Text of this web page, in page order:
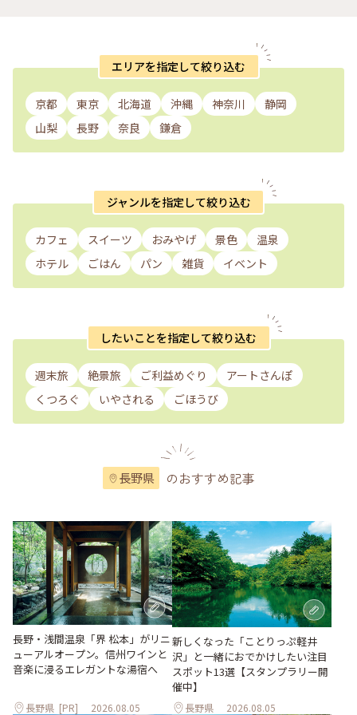
エリアを指定して絞り込む
京都 東京 北海道 沖縄 神奈川
静岡
山梨
長野 奈良 鎌倉
ジャンルを指定して絞り込む
カフェ スイーツ おみやげ 景色
温泉
ホテル
ごはん パン 雑貨 イベント
したいことを指定して絞り込む
週末旅 絶景旅 ご利益めぐり
アートさんぽ
くつろぐ
いやされる ごほうび
長野県 のおすすめ記事
長野・浅間温泉「界 松本」がリニ
ューアルオープン。信州ワインと
音楽に浸るエレガントな湯宿へ
長野県 [PR] 2026.08.05
新しくなった「ことりっぷ軽井
沢」と一緒におでかけしたい注目
スポット13選【スタンプラリー開
催中】
長野県 2026.08.05